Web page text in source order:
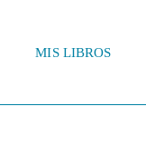
MIS LIBROS